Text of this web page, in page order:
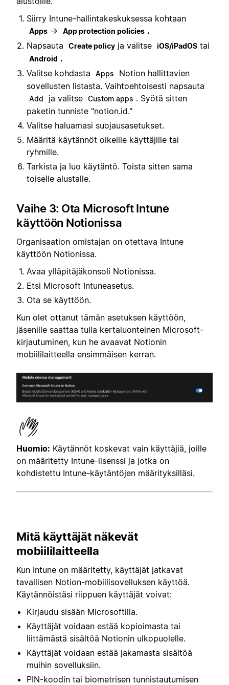
Siirry Intune-hallintakeskuksessa kohtaan
Apps → App protection policies .
Napsauta
Create policy ja valitse iOS/iPadOS tai
Android .
Valitse kohdasta
Apps Notion hallittavien
sovellusten listasta. Vaihtoehtoisesti napsauta
Add ja valitse Custom apps . Syötä sitten
paketin tunniste "notion.id."
Valitse haluamasi suojausasetukset.
Määritä käytännöt oikeille käyttäjille tai
ryhmille.
Tarkista ja luo käytäntö. Toista sitten sama
toiselle alustalle.
Vaihe 3: Ota Microsoft Intune
käyttöön Notionissa
Organisaation omistajan on otettava Intune
käyttöön Notionissa.
Avaa ylläpitäjäkonsoli Notionissa.
Etsi Microsoft Intuneasetus.
Ota se käyttöön.
Kun olet ottanut tämän asetuksen käyttöön,
jäsenille saattaa tulla kertaluonteinen Microsoft-
kirjautuminen, kun he avaavat Notionin
mobiililaitteella ensimmäisen kerran.
Huomio: Käytännöt koskevat vain käyttäjiä, joille
on määritetty Intune-lisenssi ja jotka on
kohdistettu Intune-käytäntöjen määrityksilläsi.
Mitä käyttäjät näkevät
mobiililaitteella
Kun Intune on määritetty, käyttäjät jatkavat
tavallisen Notion-mobiilisovelluksen käyttöä.
Käytännöistäsi riippuen käyttäjät voivat:
Kirjaudu sisään Microsoftilla.
Käyttäjät voidaan estää kopioimasta tai
liittämästä sisältöä Notionin ulkopuolelle.
Käyttäjät voidaan estää jakamasta sisältöä
muihin sovelluksiin.
PIN-koodin tai biometrisen tunnistautumisen